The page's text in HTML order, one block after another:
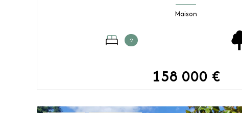
Maison
2
158 000 €